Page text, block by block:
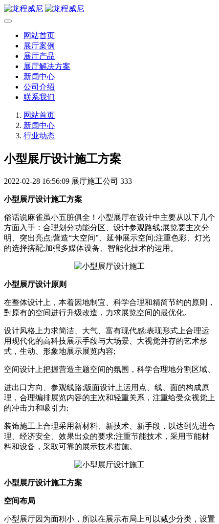
网站首页
展厅案例
展厅产品
展厅解决方案
新闻中心
公司介绍
联系我们
网站首页
新闻中心
行业动态
小型展厅设计施工方案
2022-02-28 16:56:09 展厅施工公司 333
小型展厅设计施工方案
俗话说麻雀虽小五脏俱全！小型展厅在设计中主要从以下几个
方面入手：合理划分功能分区、设计参观路线;展览要主次分
明、突出亮点;营造“大空间”、延伸展示空间;注重色彩、灯光
的选择搭配;加强多媒体设备、智能化技术的运用。
小型展厅设计原则
在整体设计上，本着因地制宜、科学合理和精简节约的原则，
對原有的空间进行升级改造，力求展览空间的最优化。
设计风格上力求简洁、大气、富有现代感;表现形式上合理运
用现代化的高科技展示手段与大场景、大视觉并存的艺术形
式，生动、形象地展示展览内容;
空间设计上把握营造主题空间的氛围，科学合理地分割区域、
进出口方向、参观线路;版面设计上运用点、线、面的构成原
理，合理编排展览内容的主次和轻重关系，注重给受众视觉上
的冲击力和吸引力;
装饰施工上合理采用新材料、新技术、新手段，以达到先进合
理、经济安全、效果出众的要求;注重节能技术，采用节能材
料和设备，采取可靠的展示技术措施。
小型展厅设计施工方案
空间布局
小型展厅因为面积小，所以在展示布局上可以减少分类，设置